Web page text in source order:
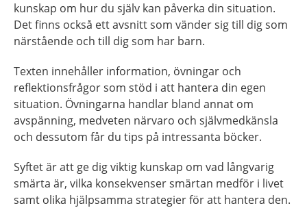
kunskap om hur du själv kan påverka din situation.
Det finns också ett avsnitt som vänder sig till dig som
närstående och till dig som har barn.
Texten innehåller information, övningar och
reflektionsfrågor som stöd i att hantera din egen
situation. Övningarna handlar bland annat om
avspänning, medveten närvaro och självmedkänsla
och dessutom får du tips på intressanta böcker.
Syftet är att ge dig viktig kunskap om vad långvarig
smärta är, vilka konsekvenser smärtan medför i livet
samt olika hjälpsamma strategier för att hantera den.